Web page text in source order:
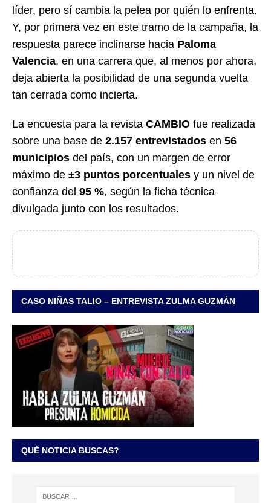
líder, pero sí cambia la pelea por quién lo enfrenta.
Y, por primera vez en este tramo de la campaña, la
respuesta parece inclinarse hacia Paloma
Valencia, en una carrera que, al menos por ahora,
deja abierta la posibilidad de una segunda vuelta
tan cerrada como incierta.
La encuesta para la revista CAMBIO fue realizada
sobre una base de 2.157 entrevistados en 56
municipios del país, con un margen de error
máximo de ±3 puntos porcentuales y un nivel de
confianza del 95 %, según la ficha técnica
divulgada junto con los resultados.
CASO NIÑAS TALIO – ENTREVISTA ZULMA GUZMÁN
QUÉ NOTICIA BUSCAS?